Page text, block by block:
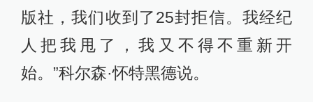
版社，我们收到了25封拒信。我经纪
人把我甩了，我又不得不重新开
始。”科尔森·怀特黑德说。